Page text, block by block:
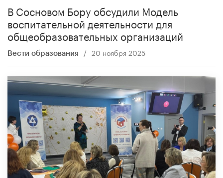
В Сосновом Бору обсудили Модель
воспитательной деятельности для
общеобразовательных организаций
Вести образования / 20 ноября 2025